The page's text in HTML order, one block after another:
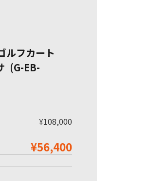
ルフカート
(G-EB-
¥108,000
¥56,400